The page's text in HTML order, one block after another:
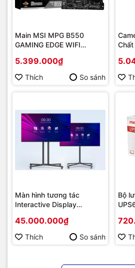
Main MSI MPG B550
GAMING EDGE WIFI
Socket AM4/ VGA
onboard)
5.399.000₫
Thích So sánh
Màn hình tương tác
Interactive Display
86 | Cấu hình cao cấp |
Hàng chính hãng
45.000.000₫
Thích So sánh
Bộ